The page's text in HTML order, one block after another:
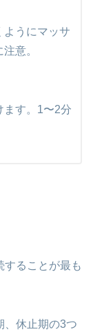
ようにマッサ
意。
ます。1〜2分
することが最も
、休止期の3つ